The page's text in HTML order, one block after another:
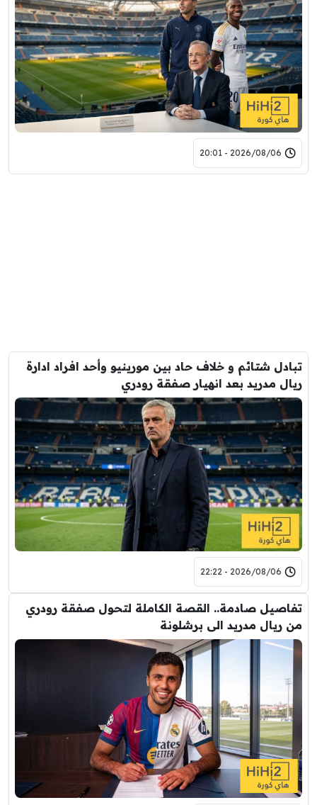
2026/08/06 - 20:01
تبادل شتائم و خلاف حاد بين مورينيو وأحد افراد ادارة
ريال مدريد بعد انهيار صفقة رودري
2026/08/06 - 22:22
تفاصيل صادمة.. القصة الكاملة لتحول صفقة رودري
من ريال مدريد الى برشلونة